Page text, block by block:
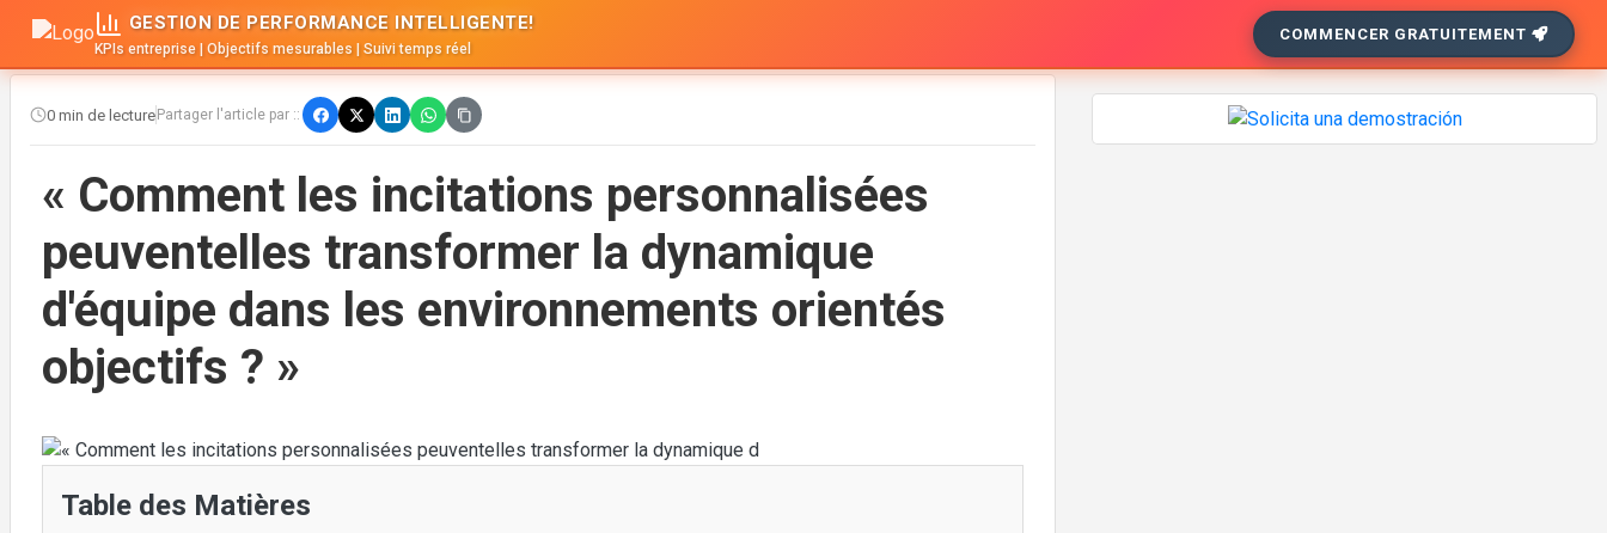
GESTION DE PERFORMANCE INTELLIGENTE!
KPIs entreprise | Objectifs mesurables | Suivi temps réel
COMMENCER GRATUITEMENT
0 min de lecture Partager l'article par ::
« Comment les incitations personnalisées
peuventelles transformer la dynamique
d'équipe dans les environnements orientés
objectifs ? »
Table des Matières